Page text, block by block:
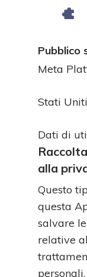
Pubblico
Azienda:
Meta
Luogo
Stati Uniti
Dati
Personali
trattati:
Dati di
alla
Questo
questa
salvare
relative